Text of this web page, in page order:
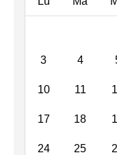
3 4
10 11
17 18
24 25